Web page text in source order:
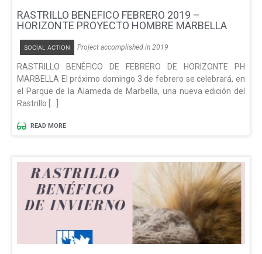
RASTRILLO BENEFICO FEBRERO 2019 –
HORIZONTE PROYECTO HOMBRE MARBELLA
SOCIAL ACTION Project accomplished in 2019
RASTRILLO BENÉFICO DE FEBRERO DE HORIZONTE PH
MARBELLA El próximo domingo 3 de febrero se celebrará, en
el Parque de la Alameda de Marbella, una nueva edición del
Rastrillo […]
READ MORE